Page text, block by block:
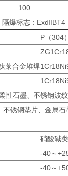
100
隔爆标志：
P（304
莱合金堆焊
性石墨、不锈钢波
不锈钢垫片、金属石
硝酸碱
-40～
-40～